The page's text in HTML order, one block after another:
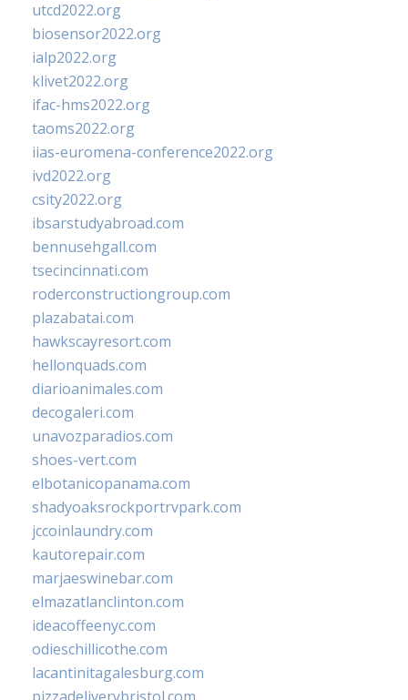
utcd2022.org
biosensor2022.org
ialp2022.org
klivet2022.org
ifac-hms2022.org
taoms2022.org
iias-euromena-conference2022.org
ivd2022.org
csity2022.org
ibsarstudyabroad.com
bennusehgall.com
tsecincinnati.com
roderconstructiongroup.com
plazabatai.com
hawkscayresort.com
hellonquads.com
diarioanimales.com
decogaleri.com
unavozparadios.com
shoes-vert.com
elbotanicopanama.com
shadyoaksrockportrvpark.com
jccoinlaundry.com
kautorepair.com
marjaeswinebar.com
elmazatlanclinton.com
ideacoffeenyc.com
odieschillicothe.com
lacantinitagalesburg.com